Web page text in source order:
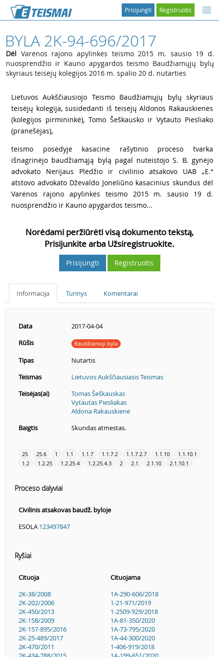
Registruotis
Prisijungti
BYLA 2K-94-696/2017
Dėl Varėnos rajono apylinkės teismo 2015 m. sausio 19 d.
nuosprendžio ir Kauno apygardos teismo Baudžiamųjų bylų
skyriaus teisėjų kolegijos 2016 m. spalio 20 d. nutarties
Lietuvos Aukščiausiojo Teismo Baudžiamųjų bylų skyriaus
teisėjų kolegija, susidedanti iš teisėjų Aldonos Rakauskienės
(kolegijos pirmininkė), Tomo Šeškausko ir Vytauto Piesliako
(pranešėjas),
teismo posėdyje kasacine rašytinio proceso tvarka
išnagrinėjo baudžiamąją bylą pagal nuteistojoS. B. gynėjo
advokato Nerijaus Plėdžio ir civilinio atsakovo UAB „E.“
atstovo advokato Dževaldo Joneliūno kasacinius skundus dėl
Varėnos rajono apylinkės teismo 2015 m. sausio 19 d.
nuosprendžio ir Kauno apygardos teismo...
Norėdami peržiūrėti visą dokumento tekstą,
Prisijunkite arba Užsiregistruokite.
Prisijungti Registruotis
Informacija Turinys Komentarai
Data
2017-04-04
Rūšis
Baudžiamoji byla
Tipas
Nutartis
Teismas
Lietuvos Aukščiausiasis Teismas
Teisėjas(ai)
Tomas Šeškauskas
Vytautas Piesliakas
Aldona Rakauskienė
Baigtis
Skundas atmestas.
25 25.6 1 1.1 1.1.7 1.1.7.2 1.1.7.2.7 1.1.10
1.1.10.1
1.2
1.2.25 1.2.25.4 1.2.25.4.3 2 2.1 2.1.10 2.1.10.1
Proceso dalyviai
Civilinis atsakovas baudž. byloje
ESOLA 123497847
Ryšiai
Cituoja
Cituojama
2K-38/2008
2K-202/2006
2K-450/2013
2K-158/2009
2K-157-895/2016
2K-25-489/2017
2K-470/2011
1A-290-606/2018
1-21-971/2019
1-2509-929/2018
1A-81-350/2020
1A-73-795/2020
1A-44-300/2020
1-406-919/2018